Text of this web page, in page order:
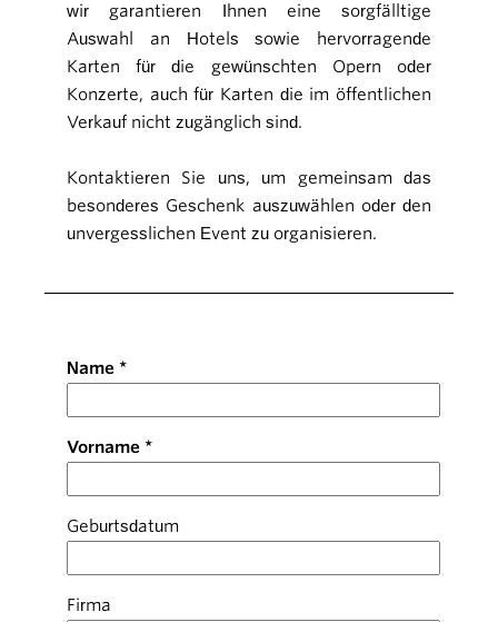
wir garantieren Ihnen eine sorgfälltige
Auswahl an Hotels sowie hervorragende
Karten für die gewünschten Opern oder
Konzerte, auch für Karten die im öffentlichen
Verkauf nicht zugänglich sind.
Kontaktieren Sie uns, um gemeinsam das
besonderes Geschenk auszuwählen oder den
unvergesslichen Event zu organisieren.
Name
Vorname
Geburtsdatum
Firma